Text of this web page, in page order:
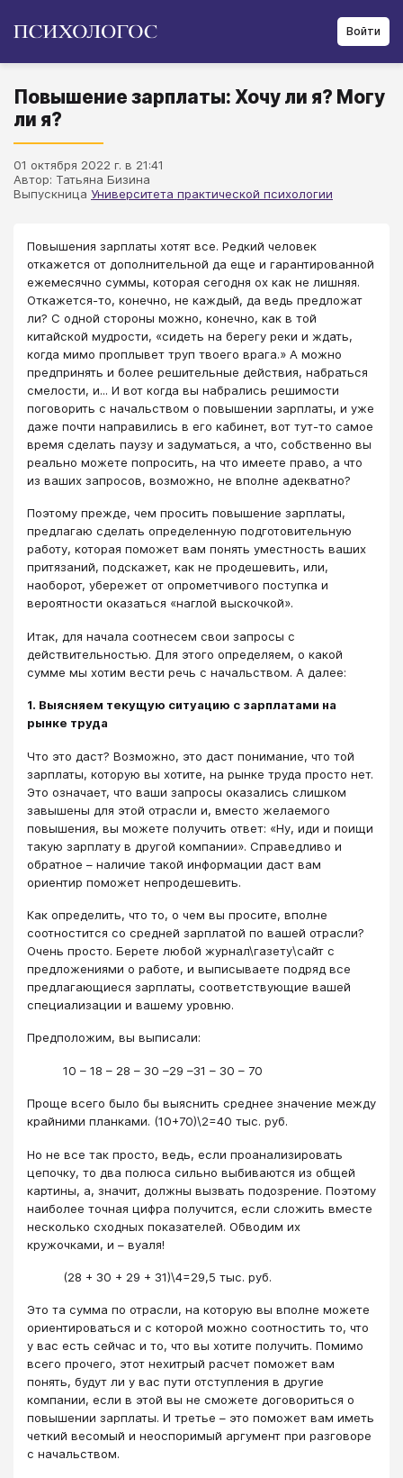
Войти
Повышение зарплаты: Хочу ли я? Могу
ли я?
01 октября 2022 г. в 21:41
Автор: Татьяна Бизина
Выпускница Университета практической психологии
Повышения зарплаты хотят все. Редкий человек
откажется от дополнительной да еще и гарантированной
ежемесячно суммы, которая сегодня ох как не лишняя.
Откажется-то, конечно, не каждый, да ведь предложат
ли? С одной стороны можно, конечно, как в той
китайской мудрости, «сидеть на берегу реки и ждать,
когда мимо проплывет труп твоего врага.» А можно
предпринять и более решительные действия, набраться
смелости, и... И вот когда вы набрались решимости
поговорить с начальством о повышении зарплаты, и уже
даже почти направились в его кабинет, вот тут-то самое
время сделать паузу и задуматься, а что, собственно вы
реально можете попросить, на что имеете право, а что
из ваших запросов, возможно, не вполне адекватно?
Поэтому прежде, чем просить повышение зарплаты,
предлагаю сделать определенную подготовительную
работу, которая поможет вам понять уместность ваших
притязаний, подскажет, как не продешевить, или,
наоборот, убережет от опрометчивого поступка и
вероятности оказаться «наглой выскочкой».
Итак, для начала соотнесем свои запросы с
действительностью. Для этого определяем, о какой
сумме мы хотим вести речь с начальством. А далее:
1. Выясняем текущую ситуацию с зарплатами на
рынке труда
Что это даст? Возможно, это даст понимание, что той
зарплаты, которую вы хотите, на рынке труда просто нет.
Это означает, что ваши запросы оказались слишком
завышены для этой отрасли и, вместо желаемого
повышения, вы можете получить ответ: «Ну, иди и поищи
такую зарплату в другой компании». Справедливо и
обратное – наличие такой информации даст вам
ориентир поможет непродешевить.
Как определить, что то, о чем вы просите, вполне
соотностится со средней зарплатой по вашей отрасли?
Очень просто. Берете любой журнал\газету\сайт с
предложениями о работе, и выписываете подряд все
предлагающиеся зарплаты, соответствующие вашей
специализации и вашему уровню.
Предположим, вы выписали:
10 – 18 – 28 – 30 –29 –31 – 30 – 70
Проще всего было бы выяснить среднее значение между
крайними планками. (10+70)\2=40 тыс. руб.
Но не все так просто, ведь, если проанализировать
цепочку, то два полюса сильно выбиваются из общей
картины, а, значит, должны вызвать подозрение. Поэтому
наиболее точная цифра получится, если сложить вместе
несколько сходных показателей. Обводим их
кружочками, и – вуаля!
(28 + 30 + 29 + 31)\4=29,5 тыс. руб.
Это та сумма по отрасли, на которую вы вполне можете
ориентироваться и с которой можно соотностить то, что
у вас есть сейчас и то, что вы хотите получить. Помимо
всего прочего, этот нехитрый расчет поможет вам
понять, будут ли у вас пути отступления в другие
компании, если в этой вы не сможете договориться о
повышении зарплаты. И третье – это поможет вам иметь
четкий весомый и неоспоримый аргумент при разговоре
с начальством.